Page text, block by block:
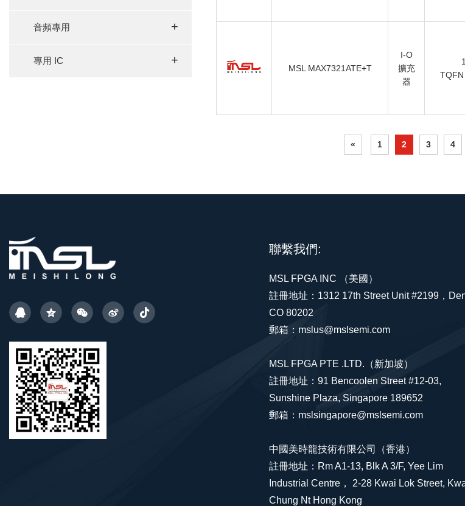
音頻專用 +
專用 IC +
MSL MAX7321ATE+T
I-O
擴充
器
TQFN
« 1 2 3 4
聯繫我們:
MSL FPGA INC （美國）
註冊地址：1312 17th Street Unit #2199，
CO 80202
郵箱：mslus@mslsemi.com
MSL FPGA PTE .LTD.（新加坡）
註冊地址：91 Bencoolen Street #12-03,
Sunshine Plaza, Singapore 189652
郵箱：mslsingapore@mslsemi.com
中國美時龍技術有限公司（香港）
註冊地址：Rm A1-13, Blk A 3/F, Yee Lim
Industrial Centre， 2-28 Kwai Lok Street,
Chung Nt Hong Kong